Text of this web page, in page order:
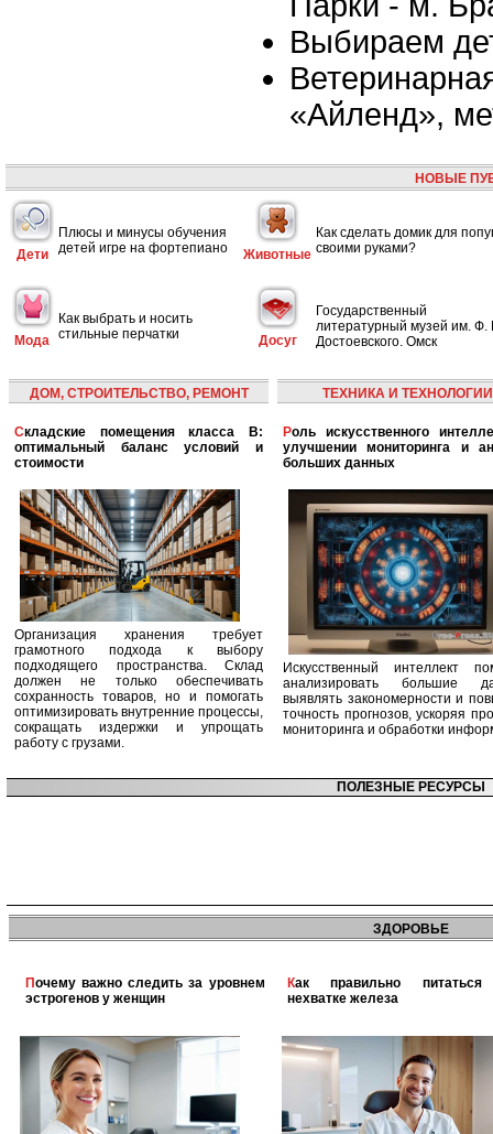
Выбираем
«Айленд»,
НОВЫЕ
Дети
Плюсы и минусы обучения
детей игре на фортепиано
Животные
Как сделать домик для
своими руками?
Мода
Как выбрать и носить
стильные перчатки
Досуг
Государственный
литературный музей им. Ф.
Достоевского. Омск
ДОМ, СТРОИТЕЛЬСТВО, РЕМОНТ
Складские помещения класса B:
оптимальный баланс условий и
стоимости
Организация хранения требует
грамотного подхода к выбору
подходящего пространства. Склад
должен не только обеспечивать
сохранность товаров, но и помогать
оптимизировать внутренние процессы,
сокращать издержки и упрощать
работу с грузами.
ТЕХНИКА И ТЕХНОЛОГИИ
Роль искусственного интеллекта в
улучшении мониторинга и
больших данных
Искусственный интеллект
анализировать большие
выявлять закономерности и
точность прогнозов, ускоряя
мониторинга и обработки
ПОЛЕЗНЫЕ РЕСУРСЫ
ЗДОРОВЬЕ
Почему важно следить за уровнем
эстрогенов у женщин
Как правильно питаться при
нехватке железа